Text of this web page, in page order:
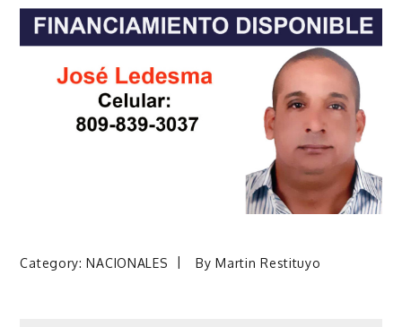
Category:NACIONALES ByMartin Restituyo